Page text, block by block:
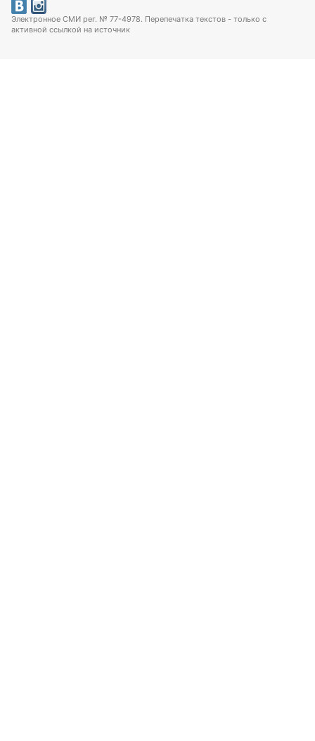
Электронное СМИ рег. № 77-4978. Перепечатка текстов - только с
активной ссылкой на источник